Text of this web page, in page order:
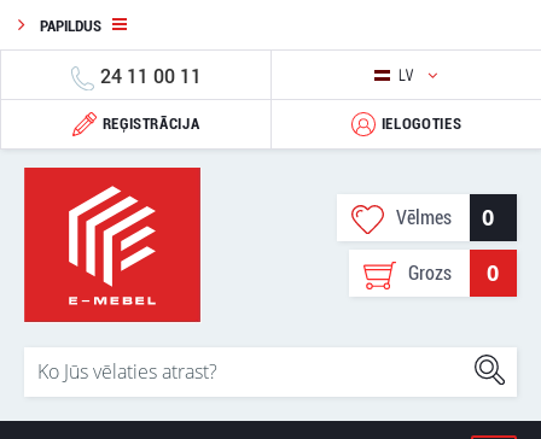
PAPILDUS
24 11 00 11 LV
REĢISTRĀCIJA IELOGOTIES
Vēlmes 0
Grozs 0